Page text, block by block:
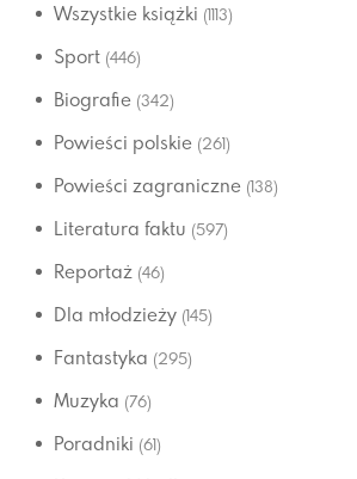
Wszystkie książki (1113)
Sport (446)
Biografie (342)
Powieści polskie (261)
Powieści zagraniczne (138)
Literatura faktu (597)
Reportaż (46)
Dla młodzieży (145)
Fantastyka (295)
Muzyka (76)
Poradniki (61)